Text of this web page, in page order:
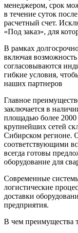
менеджером, срок
в течение суток
расчетный счет.
«Под заказ», для
В рамках
включая
согласовываются
гибкие условия,
наших партнеров
Главное
заключается в
площадью более 2000
крупнейших сетей
Сибирском регионе.
соответствующими
всегда готовы
оборудование для
Современные
логистические
доставки
предприятия.
В чем преимущества